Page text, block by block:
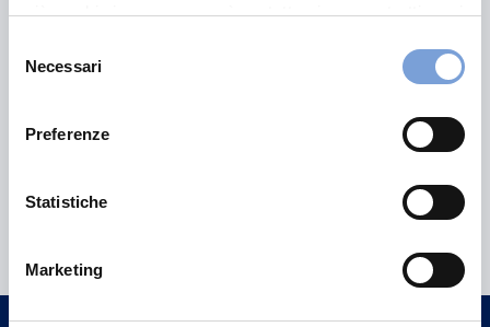
più su chi siamo, come può contattarci e come trattiamo i
può trovare nel footer del sito nella sezione "Informativa
delNecessari
Preferenze
Statistiche
Marketing
Hai bisogno di
Trova l'Agenzia più vicina a te e parla con